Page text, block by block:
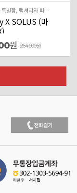
부드러움과 특별함, 럭셔리와 퍼포먼스가 만나 실현된 Majesty X 최상위 럭셔리 차종 타겟의 High-end 퍼포먼스 제품 국내 시장에 최적화된 최상의 승차감을 구현한 럭셔리 제품 최신 주행기술과 안전기술이 적용된 사계절용 프리미엄 컴포트 제품
X SOLUS (마
원 264,000원